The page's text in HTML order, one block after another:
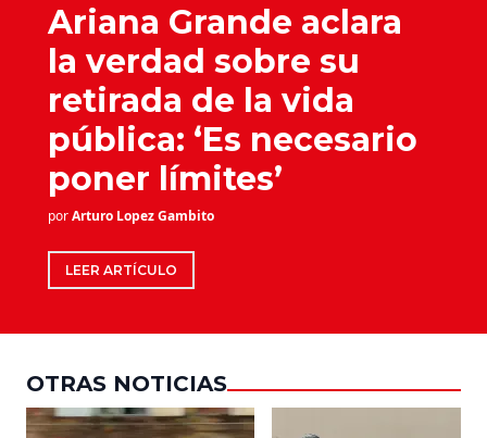
Ariana Grande aclara
la verdad sobre su
retirada de la vida
pública: ‘Es necesario
poner límites’
porArturo Lopez Gambito
LEER ARTÍCULO
OTRAS NOTICIAS